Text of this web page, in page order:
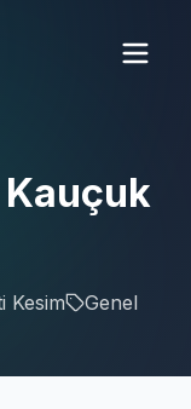
Kesim Genel